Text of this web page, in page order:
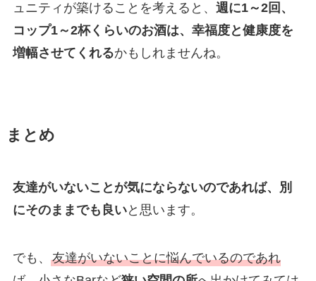
ュニティが築けることを考えると、 週に1～2回、
コップ1～2杯くらいのお酒は、幸福度と健康度を
増幅させてくれるかもしれませんね。
まとめ
友達がいないことが気にならないのであれば、別
にそのままでも良いと思います。
でも、 友達がいないことに悩んでいるのであれ